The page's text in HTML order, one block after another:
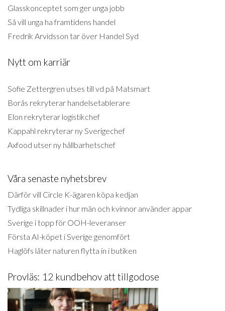
Glasskonceptet som ger unga jobb
Så vill unga ha framtidens handel
Fredrik Arvidsson tar över Handel Syd
Nytt om karriär
Sofie Zettergren utses till vd på Matsmart
Borås rekryterar handelsetablerare
Elon rekryterar logistikchef
Kappahl rekryterar ny Sverigechef
Axfood utser ny hållbarhetschef
Våra senaste nyhetsbrev
Därför vill Circle K-ägaren köpa kedjan
Tydliga skillnader i hur män och kvinnor använder appar
Sverige i topp för OOH-leveranser
Första AI-köpet i Sverige genomfört
Haglöfs låter naturen flytta in i butiken
Provläs: 12 kundbehov att tillgodose